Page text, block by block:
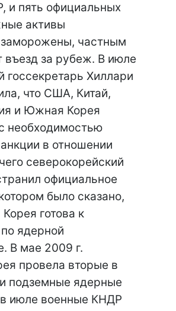
и пять официальных
активы
частным
въезд за рубеж. В июле
госсекретарь Хиллари
что США, Китай,
и Южная Корея
необходимостью
в отношении
северокорейский
официальное
было сказано,
готова к
ядерной
В мае 2009 г.
провела вторые в
подземные ядерные
июле военные КНДР